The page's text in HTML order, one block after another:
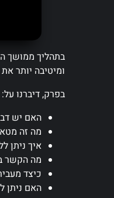
בתהליך ממושך
ומיטיבה יותר
בפרק, דיברנו על:
האם יש
מה זה
איך ניתן
מה הקשר
כיצד
האם ניתן